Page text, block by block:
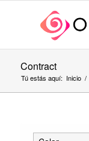
Contract
Tú estás aquí: Inicio /